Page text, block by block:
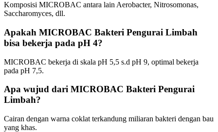
Komposisi MICROBAC antara lain Aerobacter, Nitrosomonas,
Saccharomyces, dll.
Apakah MICROBAC Bakteri Pengurai Limbah
bisa bekerja pada pH 4?
MICROBAC bekerja di skala pH 5,5 s.d pH 9, optimal bekerja
pada pH 7,5.
Apa wujud dari MICROBAC Bakteri Pengurai
Limbah?
Cairan dengan warna coklat terkandung miliaran bakteri dengan bau
yang khas.